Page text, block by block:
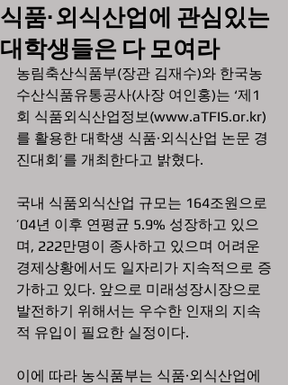
식품·외식산업에 관심있는
대학생들은 다 모여라
농림축산식품부(장관 김재수)와 한국농
수산식품유통공사(사장 여인홍)는 ‘제1
회 식품외식산업정보(www.aTFIS.or.kr)
를 활용한 대학생 식품·외식산업 논문 경
진대회’를 개최한다고 밝혔다.
국내 식품외식산업 규모는 164조원으로
’04년 이후 연평균 5.9% 성장하고 있으
며, 222만명이 종사하고 있으며 어려운
경제상황에서도 일자리가 지속적으로 증
가하고 있다. 앞으로 미래성장시장으로
발전하기 위해서는 우수한 인재의 지속
적 유입이 필요한 실정이다.
이에 따라 농식품부는 식품·외식산업에